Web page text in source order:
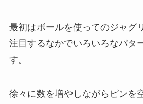
最初はボールを使ってのジャグ
注目するなかでいろいろなパタ
す。
徐々に数を増やしながらピンを